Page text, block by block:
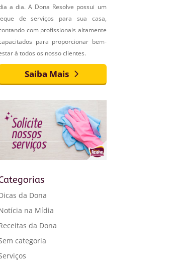
a dia. A Dona Resolve possui um
de serviços para sua casa,
com profissionais altamente
para proporcionar bem-
à todos os nosso clientes.
Saiba Mais
da Dona
na Mídia
da Dona
categoria